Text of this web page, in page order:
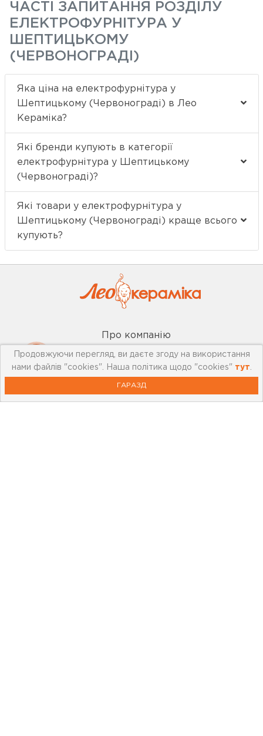
ЧАСТІ ЗАПИТАННЯ РОЗДІЛУ
ЕЛЕКТРОФУРНІТУРА У
ШЕПТИЦЬКОМУ
(ЧЕРВОНОГРАДІ)
Яка ціна на електрофурнітура у
Шептицькому (Червонограді) в Лео
Кераміка?
Які бренди купують в категорії
електрофурнітура у Шептицькому
(Червонограді)?
Які товари у електрофурнітура у
Шептицькому (Червонограді) краще всього
купують?
Про компанію
Мережа магазинів
Про leoceramika.com
Продовжуючи перегляд, ви даєте згоду на використання
нами файлів "cookies". Наша політика щодо "cookies" тут
ГАРАЗД